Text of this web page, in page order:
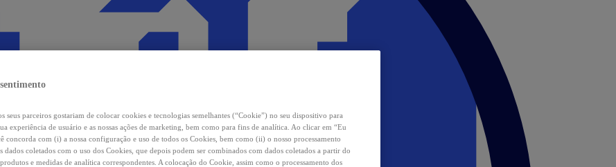
seus parceiros gostariam de colocar cookies e tecnologias semelhantes (“Cookie”) no seu dispositivo para
experiência de usuário e as nossas ações de marketing, bem como para fins de analítica. Ao clicar em “Eu
concorda com (i) a nossa configuração e uso de todos os Cookies, bem como (ii) o nosso processamento
dados coletados com o uso dos Cookies, que depois podem ser combinados com dados coletados a partir do
e medidas de analítica correspondentes. A colocação do Cookie, assim como o processamento dos